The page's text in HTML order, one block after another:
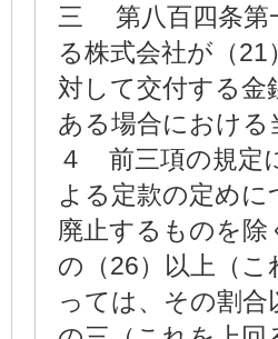
三 第八百四条第
る株式会社が（
対して交付する金
ある場合における
４ 前三項の規定
よる定款の定め
廃止するものを除
の（26）以上（
っては、その割